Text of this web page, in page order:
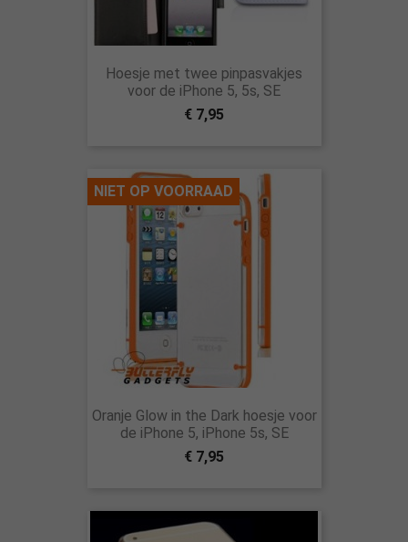
Hoesje met twee pinpasvakjes
voor de iPhone 5, 5s, SE
€ 7,95
Oranje Glow in the Dark hoesje voor
de iPhone 5, iPhone 5s, SE
€ 7,95
NIET OP VOORRAAD